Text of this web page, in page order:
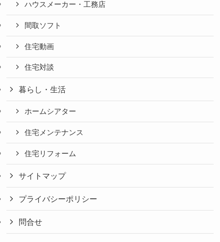
ハウスメーカー・工務店
間取ソフト
住宅動画
住宅対談
暮らし・生活
ホームシアター
住宅メンテナンス
住宅リフォーム
サイトマップ
プライバシーポリシー
問合せ